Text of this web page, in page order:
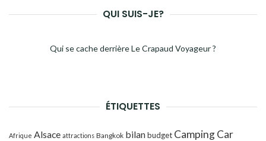
QUI SUIS-JE?
Qui se cache derrière Le Crapaud Voyageur ?
ÉTIQUETTES
Afrique Alsace attractions Bangkok bilanbudget Camping Car